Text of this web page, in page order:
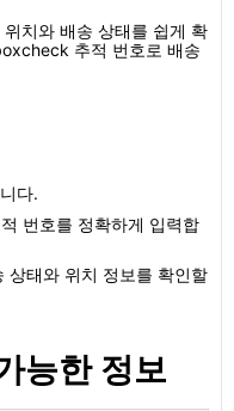
치와 배송 상태를 쉽게 확
추적 번호로 배송
다.
번호를 정확하게 입력합
상태와 위치 정보를 확인할
능한 정보